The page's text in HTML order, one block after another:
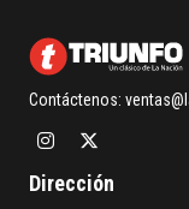
Contáctenos:
Dirección